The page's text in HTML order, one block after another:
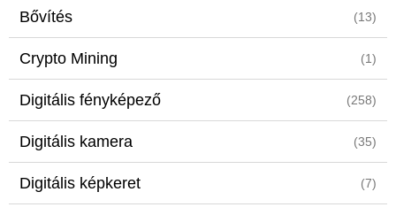
Bővítés (13)
Crypto Mining (1)
Digitális fényképező (258)
Digitális kamera (35)
Digitális képkeret (7)